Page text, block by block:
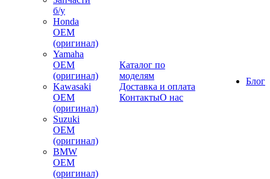
б/у
Honda
OEM
(оригинал)
Yamaha
OEM
(оригинал)
Kawasaki
OEM
(оригинал)
Suzuki
OEM
(оригинал)
BMW
OEM
(оригинал)
Каталог по
моделям
Доставка и оплата
КонтактыО нас
Блог